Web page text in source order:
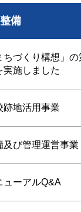
備
ちづくり構想」
実施しました
跡地活用事業
及び管理運営事業
ューアルQ&A